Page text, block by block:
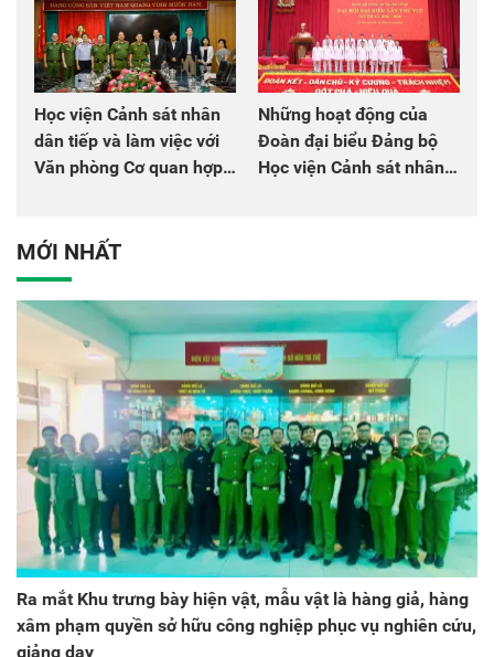
Học viện Cảnh sát nhân
dân tiếp và làm việc với
Văn phòng Cơ quan hợp
Những hoạt động của
Đoàn đại biểu Đảng bộ
Học viện Cảnh sát nhân
MỚI NHẤT
Ra mắt Khu trưng bày hiện vật, mẫu vật là hàng giả, hàng
xâm phạm quyền sở hữu công nghiệp phục vụ nghiên cứu,
giảng dạy